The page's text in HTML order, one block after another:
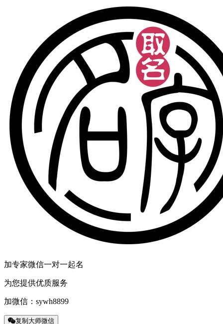
加专家微信一对一起名
为您提供优质服务
加微信： sywh8899
复制大师微信